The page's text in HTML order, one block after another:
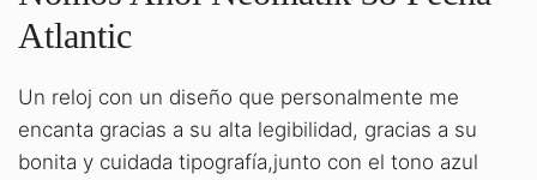
Atlantic
Un reloj con un diseño que personalmente me
encanta gracias a su alta legibilidad, gracias a su
bonita y cuidada tipografía,junto con el tono azul